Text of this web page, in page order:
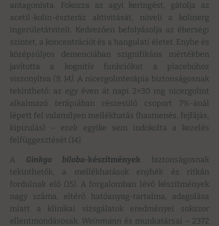
antagonista. Fokozza az agyi keringést, gátolja az
acetil-kolin-észteráz aktivitását, növeli a kolinerg
ingerületátvitelt. Kedvezően befolyásolja az éberségi
szintet, a koncentrációt és a hangulati életet. Enyhe és
középsúlyos demenciában szignifikáns mértékben
javította a kognitív funkciókat a placebóhoz
viszonyítva (9, 14). A nicergolinterápia biztonságosnak
tekinthető: az egy éven át napi 2×30 mg nicergolint
alkalmazó terápiában részesülő csoport 7%-ánál
lépett fel valamilyen mellékhatás (hasmenés, fejfájás,
kipirulás) – ezek egyike sem indokolta a kezelés
felfüggesztését (14).
A Ginkgo biloba-készítmények biztonságosnak
tekinthetők, a mellékhatások enyhék és ritkán
fordulnak elő (15)
A forgalomban lévő készítmények
nagy száma, eltérő hatóanyag-tartalma, adagolása
miatt a klinikai vizsgálatok eredményei sokszor
ellentmondásosak.
Weinmann és munkatársai – 2372